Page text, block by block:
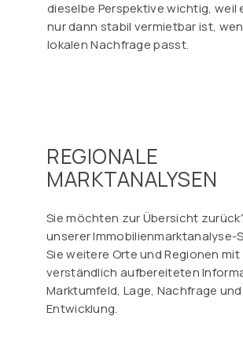
dieselbe Perspektive wichtig, weil
nur dann stabil vermietbar ist,
lokalen Nachfrage passt.
REGIONALE
MARKTANALYSEN
Sie möchten zur Übersicht
unserer Immobilienmarktanalyse-
Sie weitere Orte und Regionen mit
verständlich aufbereiteten
Marktumfeld, Lage, Nachfrage und
Entwicklung.